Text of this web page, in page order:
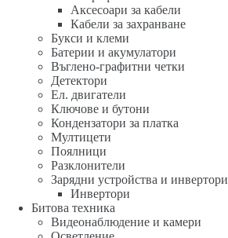
Аксесоари за кабели
Кабели за захранване
Букси и клеми
Батерии и акумулатори
Въглено-графитни четки
Детектори
Ел. двигатели
Ключове и бутони
Кондензатори за платка
Мултицети
Поялници
Разклонители
Зарядни устройства и инвертори
Инвертори
Битова техника
Видеонаблюдение и камери